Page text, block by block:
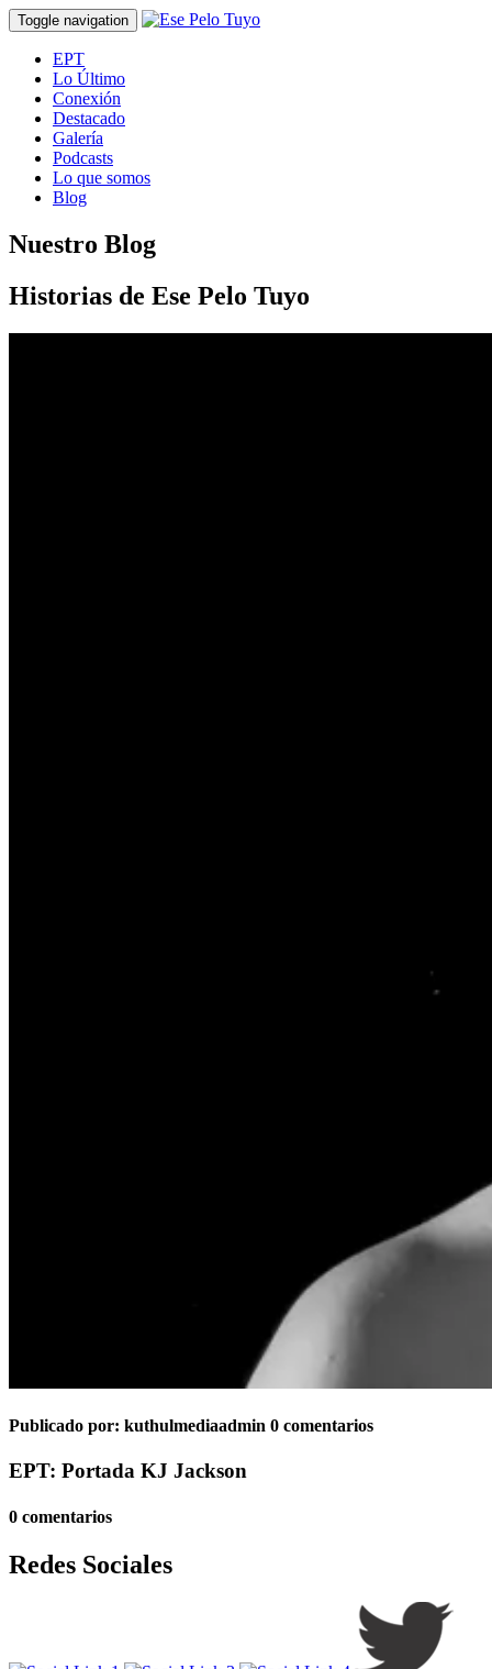
Toggle navigation
EPT
Lo Último
Conexión
Destacado
Galería
Podcasts
Lo que somos
Blog
Nuestro Blog
Historias de Ese Pelo Tuyo
Publicado por: kuthulmediaadmin 0 comentarios
EPT: Portada KJ Jackson
0 comentarios
Redes Sociales